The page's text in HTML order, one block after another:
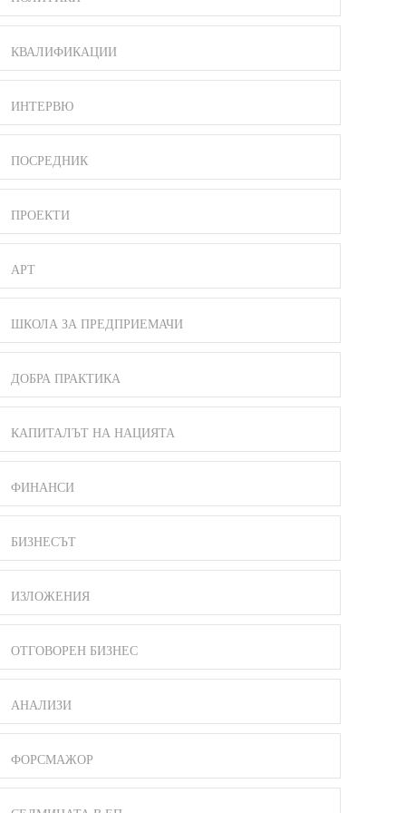
КВАЛИФИКАЦИИ
ИНТЕРВЮ
ПОСРЕДНИК
ПРОЕКТИ
АРТ
ШКОЛА ЗА ПРЕДПРИЕМАЧИ
ДОБРА ПРАКТИКА
КАПИТАЛЪТ НА НАЦИЯТА
ФИНАНСИ
БИЗНЕСЪТ
ИЗЛОЖЕНИЯ
ОТГОВОРЕН БИЗНЕС
АНАЛИЗИ
ФОРСМАЖОР